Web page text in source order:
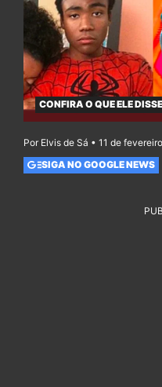
CONFIRA O QUE ELE DISSE
Por Elvis de Sá • 11 de
SIGA NO GOOGLE NEWS